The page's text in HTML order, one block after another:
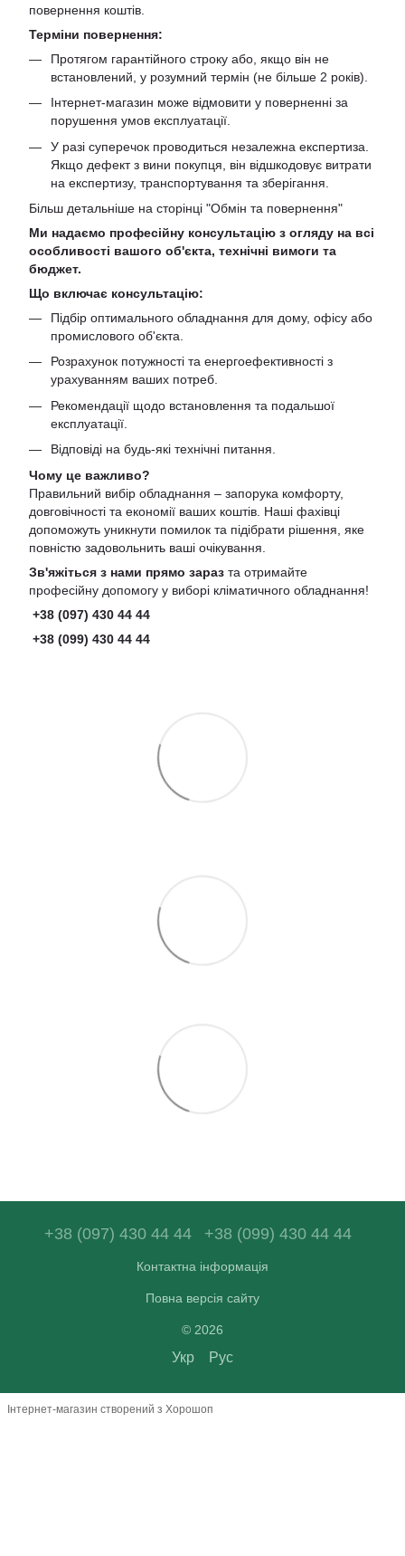
повернення коштів.
Терміни повернення:
Протягом гарантійного строку або, якщо він не
встановлений, у розумний термін (не більше 2 років).
Інтернет-магазин може відмовити у поверненні за
порушення умов експлуатації.
У разі суперечок проводиться незалежна експертиза.
Якщо дефект з вини покупця, він відшкодовує витрати
на експертизу, транспортування та зберігання.
Більш детальніше на сторінці "Обмін та повернення"
Ми надаємо професійну консультацію з огляду на всі
особливості вашого об'єкта, технічні вимоги та
бюджет.
Що включає консультацію:
Підбір оптимального обладнання для дому, офісу або
промислового об'єкта.
Розрахунок потужності та енергоефективності з
урахуванням ваших потреб.
Рекомендації щодо встановлення та подальшої
експлуатації.
Відповіді на будь-які технічні питання.
Чому це важливо?
Правильний вибір обладнання – запорука комфорту,
довговічності та економії ваших коштів. Наші фахівці
допоможуть уникнути помилок та підібрати рішення, яке
повністю задовольнить ваші очікування.
Зв'яжіться з нами прямо зараз та отримайте
професійну допомогу у виборі кліматичного обладнання!
+38 (097) 430 44 44
+38 (099) 430 44 44
+38 (097) 430 44 44 +38 (099) 430 44 44
Контактна інформація
Повна версія сайту
© 2026
Укр Рус
Інтернет-магазин створений з Хорошоп